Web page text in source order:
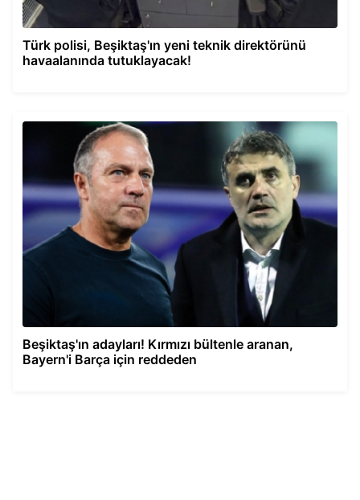
Türk polisi, Beşiktaş'ın yeni teknik direktörünü
havaalanında tutuklayacak!
Beşiktaş'ın adayları! Kırmızı bültenle aranan,
Bayern'i Barça için reddeden